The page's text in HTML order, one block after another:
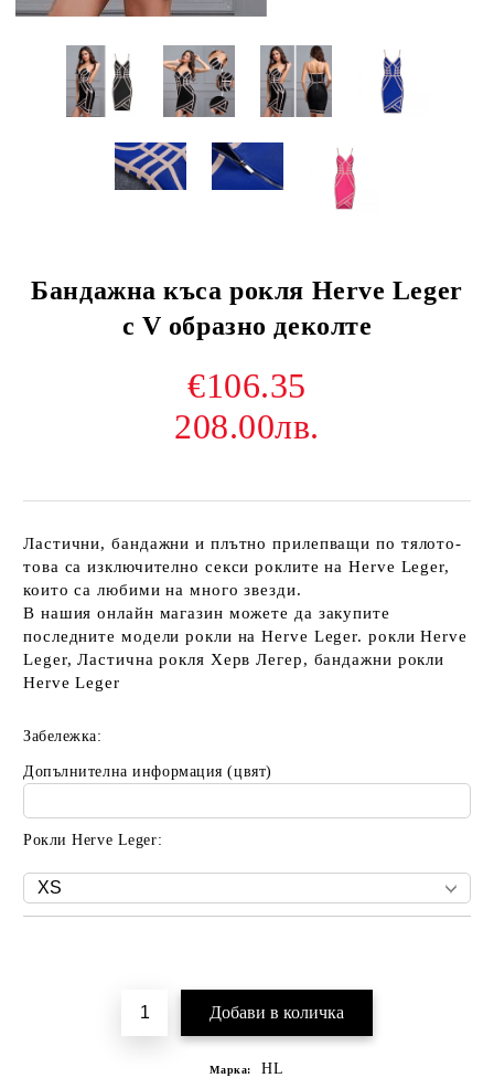
Бандажна къса рокля Herve Leger
с V образно деколте
€106.35
208.00лв.
Ластични, бандажни и плътно прилепващи по тялото-
това са изключително секси роклите на Herve Leger,
които са любими на много звезди.
В нашия онлайн магазин можете да закупите
последните модели рокли на Herve Leger. рокли Herve
Leger, Ластична рокля Херв Легер, бандажни рокли
Herve Leger
Забележка:
Допълнителна информация (цвят)
Рокли Herve Leger:
Марка: HL